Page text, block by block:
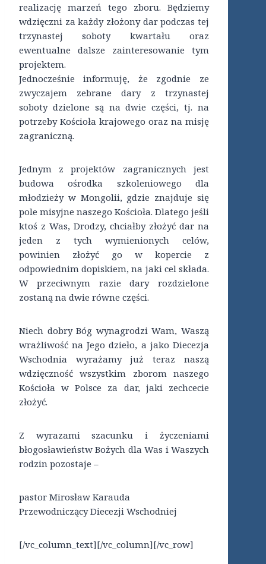
realizację marzeń tego zboru. Będziemy
wdzięczni za każdy złożony dar podczas tej
trzynastej soboty kwartału oraz
ewentualne dalsze zainteresowanie tym
projektem.
Jednocześnie informuję, że zgodnie ze
zwyczajem zebrane dary z trzynastej
soboty dzielone są na dwie części, tj. na
potrzeby Kościoła krajowego oraz na misję
zagraniczną.
Jednym z projektów zagranicznych jest
budowa ośrodka szkoleniowego dla
młodzieży w Mongolii, gdzie znajduje się
pole misyjne naszego Kościoła. Dlatego jeśli
ktoś z Was, Drodzy, chciałby złożyć dar na
jeden z tych wymienionych celów,
powinien złożyć go w kopercie z
odpowiednim dopiskiem, na jaki cel składa.
W przeciwnym razie dary rozdzielone
zostaną na dwie równe części.
Niech dobry Bóg wynagrodzi Wam, Waszą
wrażliwość na Jego dzieło, a jako Diecezja
Wschodnia wyrażamy już teraz naszą
wdzięczność wszystkim zborom naszego
Kościoła w Polsce za dar, jaki zechcecie
złożyć.
Z wyrazami szacunku i życzeniami
błogosławieństw Bożych dla Was i Waszych
rodzin pozostaje –
pastor Mirosław Karauda
Przewodniczący Diecezji Wschodniej
[/vc_column_text][/vc_column][/vc_row]